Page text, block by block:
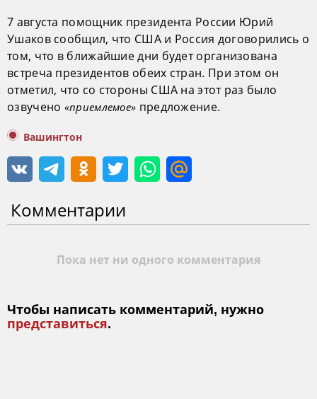
7 августа помощник президента России Юрий
Ушаков сообщил, что США и Россия договорились о
том, что в ближайшие дни будет организована
встреча президентов обеих стран. При этом он
отметил, что со стороны США на этот раз было
озвучено «приемлемое» предложение.
Вашингтон
Комментарии
Пока нет ни одного комментария
Чтобы написать комментарий, нужно
представиться.